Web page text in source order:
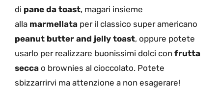
di pane da toast, magari insieme
alla marmellata per il classico super americano
peanut butter and jelly toast, oppure potete
usarlo per realizzare buonissimi dolci con frutta
secca o brownies al cioccolato. Potete
sbizzarrirvi ma attenzione a non esagerare!